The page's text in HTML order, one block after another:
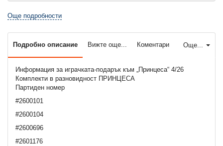
Още подробности
Още...
Подробно описание Вижте още... Коментари
Информация за играчката-подарък към „Принцеса“ 4/26
Комплекти в разновидност ПРИНЦЕСА
Партиден номер
#2600101
#2600104
#2600696
#2601176